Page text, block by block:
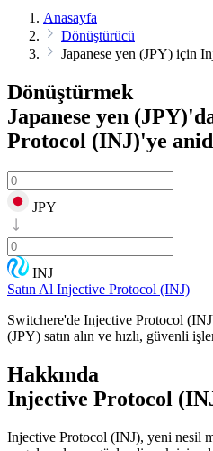
Anasayfa
Dönüştürücü
Japanese yen (JPY) için
Dönüştürmek
Japanese yen
Protocol (INJ)'ye
JPY
INJ
Satın Al Injective Protocol (INJ)
Switchere'de Injective Protocol
(JPY) satın alın ve hızlı, güvenli
Hakkında
Injective Protocol
Injective Protocol (INJ), yeni nesil